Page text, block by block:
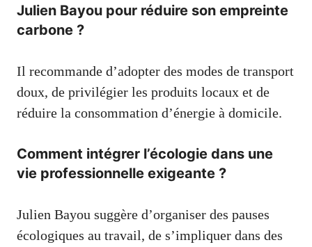
Julien Bayou pour réduire son empreinte
carbone ?
Il recommande d’adopter des modes de transport
doux, de privilégier les produits locaux et de
réduire la consommation d’énergie à domicile.
Comment intégrer l’écologie dans une
vie professionnelle exigeante ?
Julien Bayou suggère d’organiser des pauses
écologiques au travail, de s’impliquer dans des